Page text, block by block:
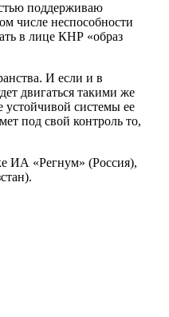
поддерживаю
числе неспособности
в лице КНР «образ
И если и в
двигаться такими же
устойчивой системы ее
под свой контроль то,
ИА «Регнум» (Россия),